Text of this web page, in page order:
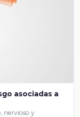
asociadas a
nervioso y